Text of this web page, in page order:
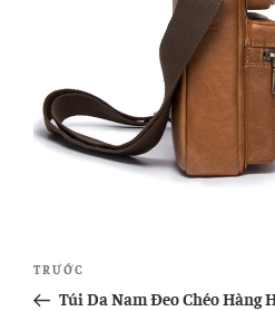
Điều
hướng
Bài
cũ
TRƯỚC
Túi Da Nam Đeo Chéo Hàng